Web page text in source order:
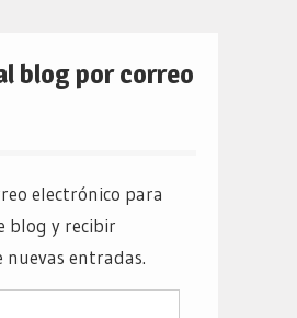
blog por correo
electrónico para
blog y recibir
nuevas entradas.